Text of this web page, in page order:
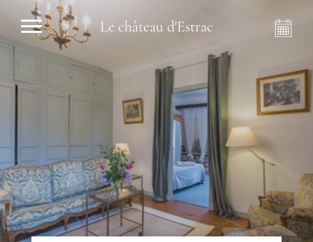
Le château d'Estrac